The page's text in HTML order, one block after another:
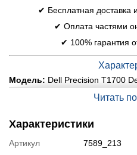
✔ Бесплатная доставка и
✔ Оплата частями
✔ 100% гарантия
Модель: Dell Precision T1700
Intel Xeon E3-
GHz), 8 MB Smart Cache
Постоянная память:
Графика:
дискретная nVidia
Читать
Характеристики
Артикул
7589_213